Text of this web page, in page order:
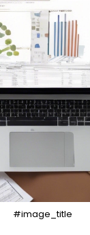
#image_title